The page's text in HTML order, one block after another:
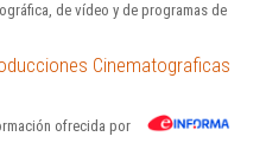
de vídeo y de programas de
Cinematograficas
ofrecida por